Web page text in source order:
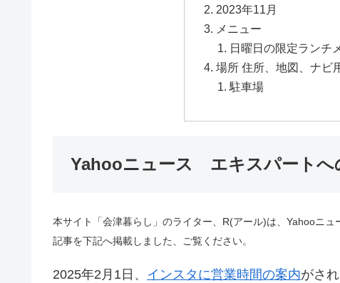
2023年11月
メニュー
日曜日の限定ランチ
場所 住所、地図、ナビ
駐車場
Yahooニュース エキスパートへ
本サイト「会津暮らし」のライター、R(アール)は、Yahooニュ
記事を下記へ掲載しました、ご覧ください。
2025年2月1日、 インスタに営業時間の案内がさ